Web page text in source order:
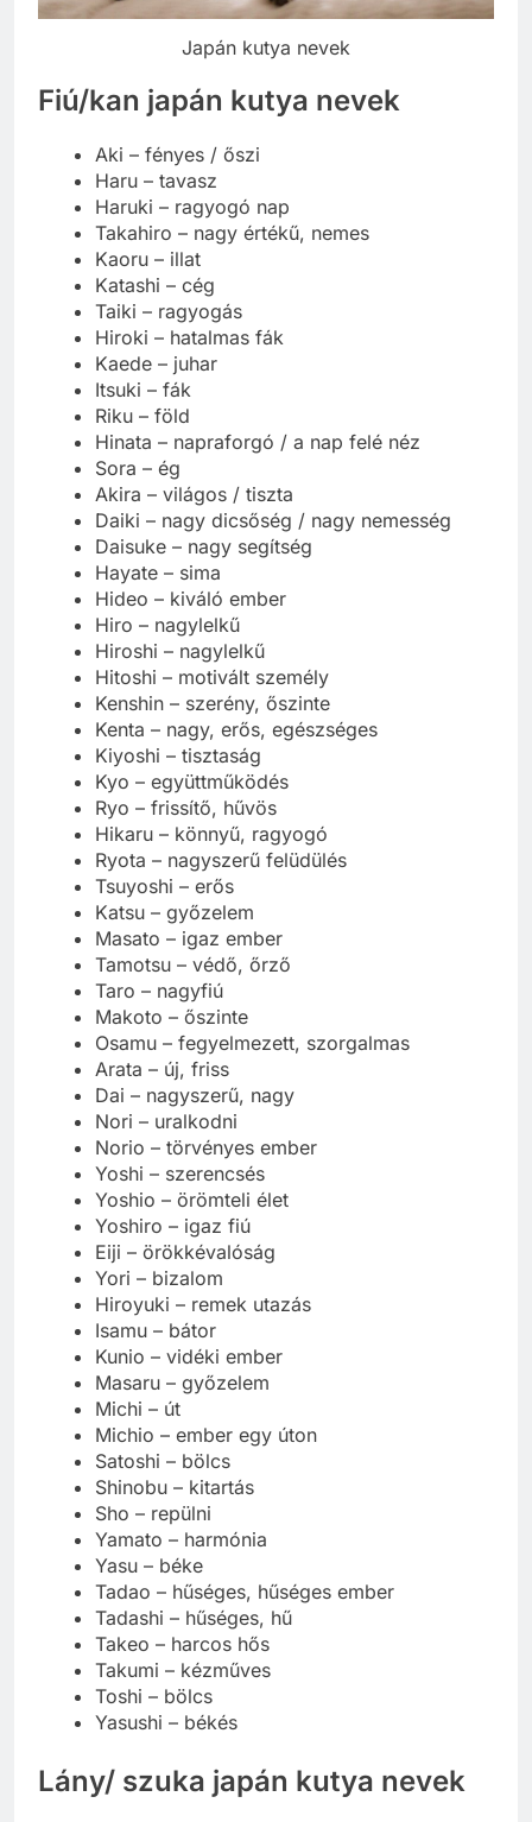
Japán kutya nevek
Fiú/kan japán kutya nevek
Aki – fényes / őszi
Haru – tavasz
Haruki – ragyogó nap
Takahiro – nagy értékű, nemes
Kaoru – illat
Katashi – cég
Taiki – ragyogás
Hiroki – hatalmas fák
Kaede – juhar
Itsuki – fák
Riku – föld
Hinata – napraforgó / a nap felé néz
Sora – ég
Akira – világos / tiszta
Daiki – nagy dicsőség / nagy nemesség
Daisuke – nagy segítség
Hayate – sima
Hideo – kiváló ember
Hiro – nagylelkű
Hiroshi – nagylelkű
Hitoshi – motivált személy
Kenshin – szerény, őszinte
Kenta – nagy, erős, egészséges
Kiyoshi – tisztaság
Kyo – együttműködés
Ryo – frissítő, hűvös
Hikaru – könnyű, ragyogó
Ryota – nagyszerű felüdülés
Tsuyoshi – erős
Katsu – győzelem
Masato – igaz ember
Tamotsu – védő, őrző
Taro – nagyfiú
Makoto – őszinte
Osamu – fegyelmezett, szorgalmas
Arata – új, friss
Dai – nagyszerű, nagy
Nori – uralkodni
Norio – törvényes ember
Yoshi – szerencsés
Yoshio – örömteli élet
Yoshiro – igaz fiú
Eiji – örökkévalóság
Yori – bizalom
Hiroyuki – remek utazás
Isamu – bátor
Kunio – vidéki ember
Masaru – győzelem
Michi – út
Michio – ember egy úton
Satoshi – bölcs
Shinobu – kitartás
Sho – repülni
Yamato – harmónia
Yasu – béke
Tadao – hűséges, hűséges ember
Tadashi – hűséges, hű
Takeo – harcos hős
Takumi – kézműves
Toshi – bölcs
Yasushi – békés
Lány/ szuka japán kutya nevek